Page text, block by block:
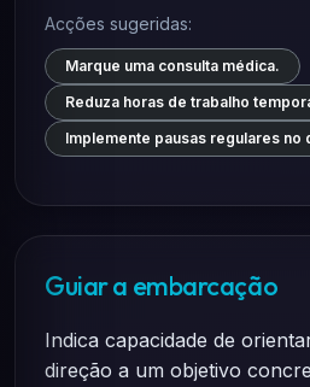
Acções sugeridas:
Marque uma consulta médica.
Reduza horas de trabalho
Implemente pausas regulares no
Guiar a embarcação
Indica capacidade de
direção a um objetivo